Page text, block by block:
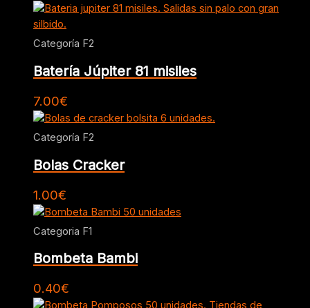
Categoría F2
Batería Júpiter 81 misiles
7.00€
Categoría F2
Bolas Cracker
1.00€
Categoria F1
Bombeta Bambi
0.40€